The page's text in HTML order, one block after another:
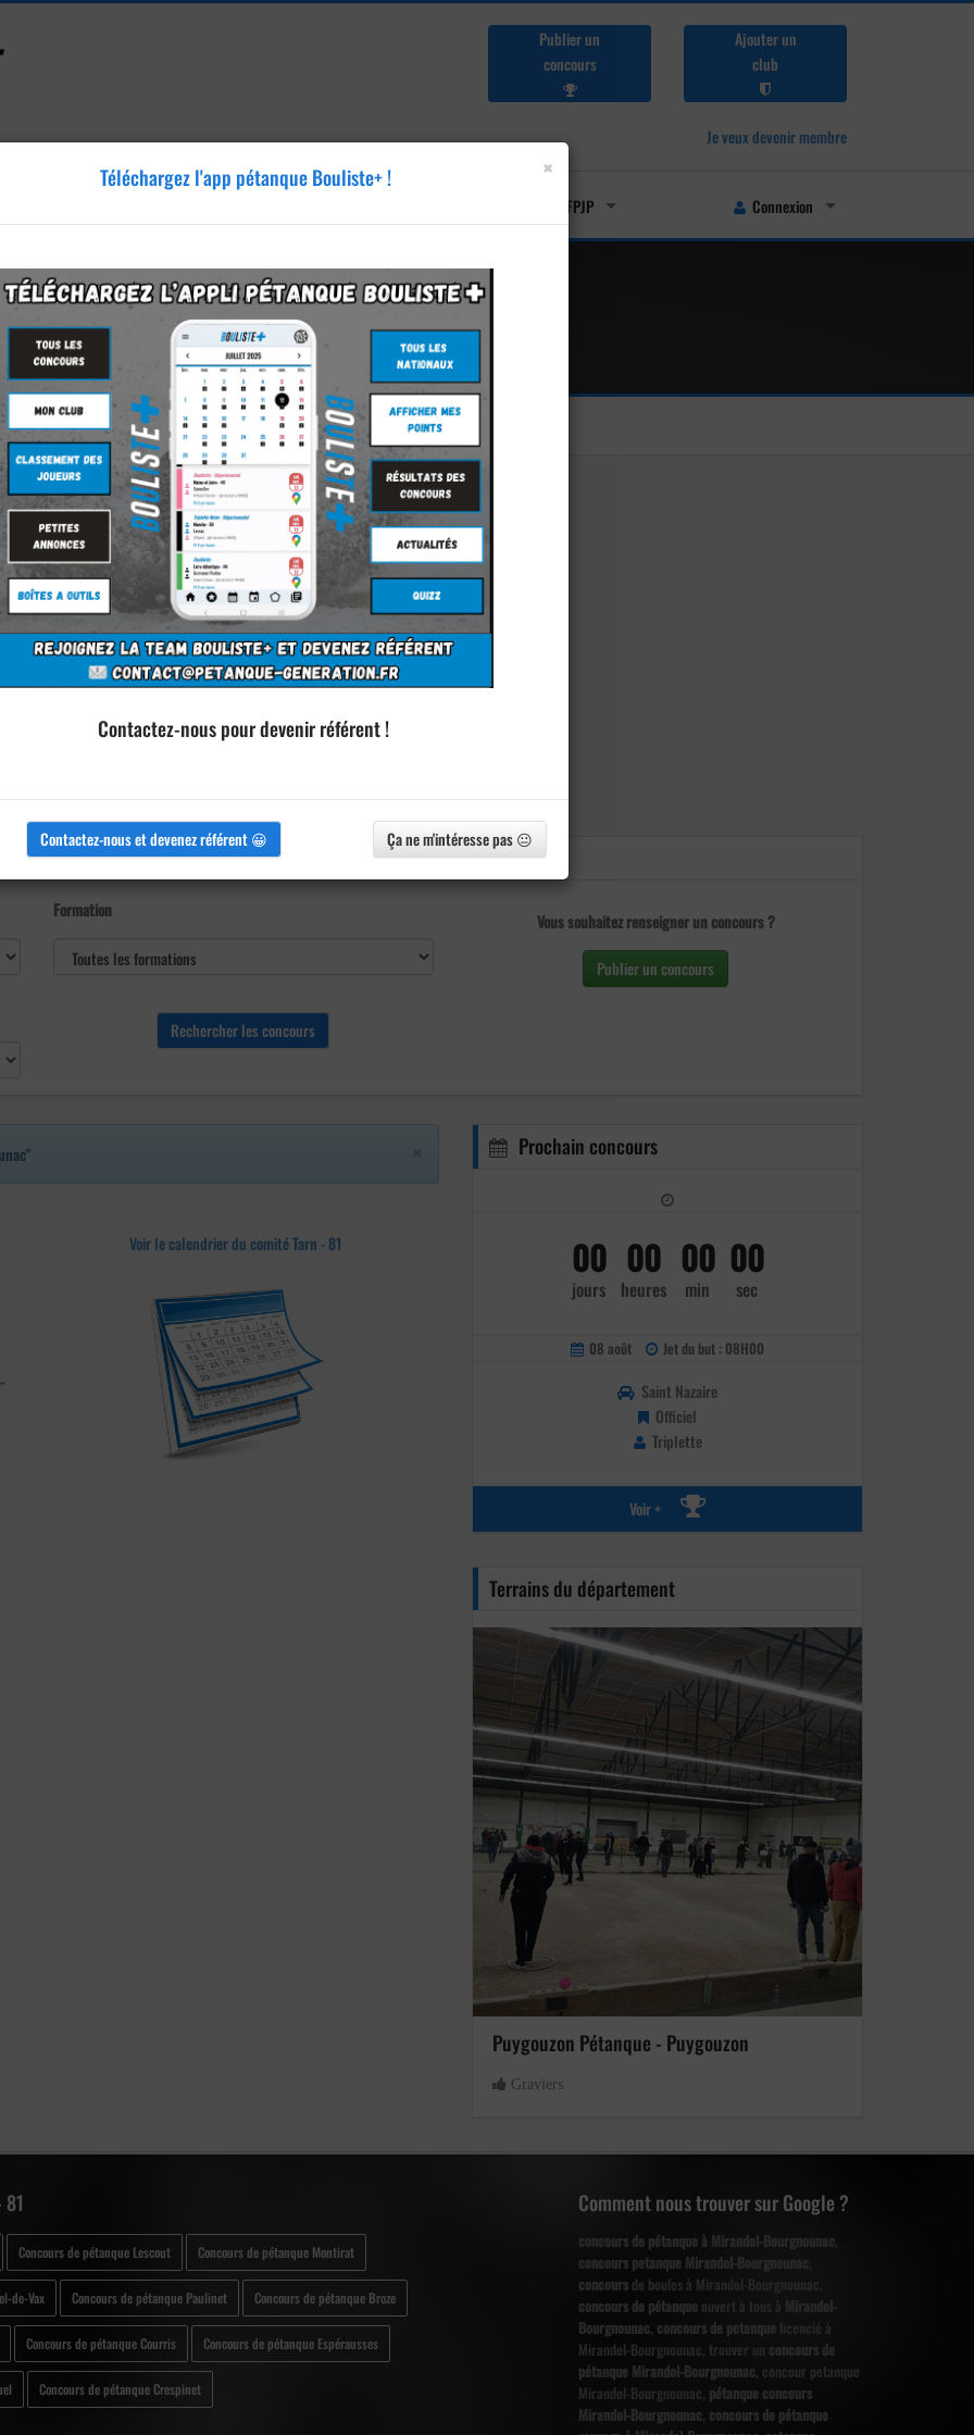
Publier un
concours
Ajouter un
club
Je veux devenir membre
Licenciés FFPJP Connexion
Bourgnounac
Formation
Vous souhaitez renseigner un concours ?
Publier un concours
Voir le calendrier du comité Tarn - 81
Prochain concours
00
jours
00
heures
00
min
00
sec
08 août Jet du but : 08H00
Saint Nazaire
Officiel
Triplette
Voir +
Terrains du département
Puygouzon Pétanque - Puygouzon
Graviers
×
Téléchargez l'app pétanque Bouliste+ !
Contactez-nous pour devenir référent !
Contactez-nous et devenez référent 😀 Ça ne m'intéresse pas 😐
Concours de pétanque Lescout Concours de pétanque Montirat
de-Vax Concours de pétanque Paulinet Concours de pétanque Broze
Concours de pétanque Courris Concours de pétanque Espérausses
Concours de pétanque Crespinet
Comment nous trouver sur Google ?
concours de pétanque à Mirandol-Bourgnounac,
concours petanque Mirandol-Bourgnounac,
concoursde boules à Mirandol-Bourgnounac,
concours de pétanque ouvert à tous à
Mirandol-
Bourgnounac, concours de petanque licencié à
Mirandol-Bourgnounac, trouver un concours de
pétanque Mirandol-Bourgnounac, concour petanque
Mirandol-Bourgnounac, pétanque concours
Mirandol-Bourgnounac, concours de pétanque